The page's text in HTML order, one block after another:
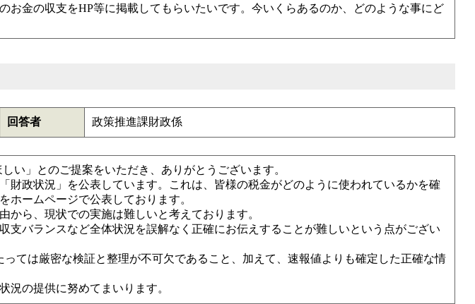
金の収支をHP等に掲載してもらいたいです。今いくらあるのか、どのような事にど
回答者 政策推進課財政係
い」とのご提案をいただき、ありがとうございます。
政状況」を公表しています。これは、皆様の税金がどのように使われているかを確
ホームページで公表しております。
ら、現状での実施は難しいと考えております。
バランスなど全体状況を誤解なく正確にお伝えすることが難しいという点がござい
ては厳密な検証と整理が不可欠であること、加えて、速報値よりも確定した正確な情
の提供に努めてまいります。